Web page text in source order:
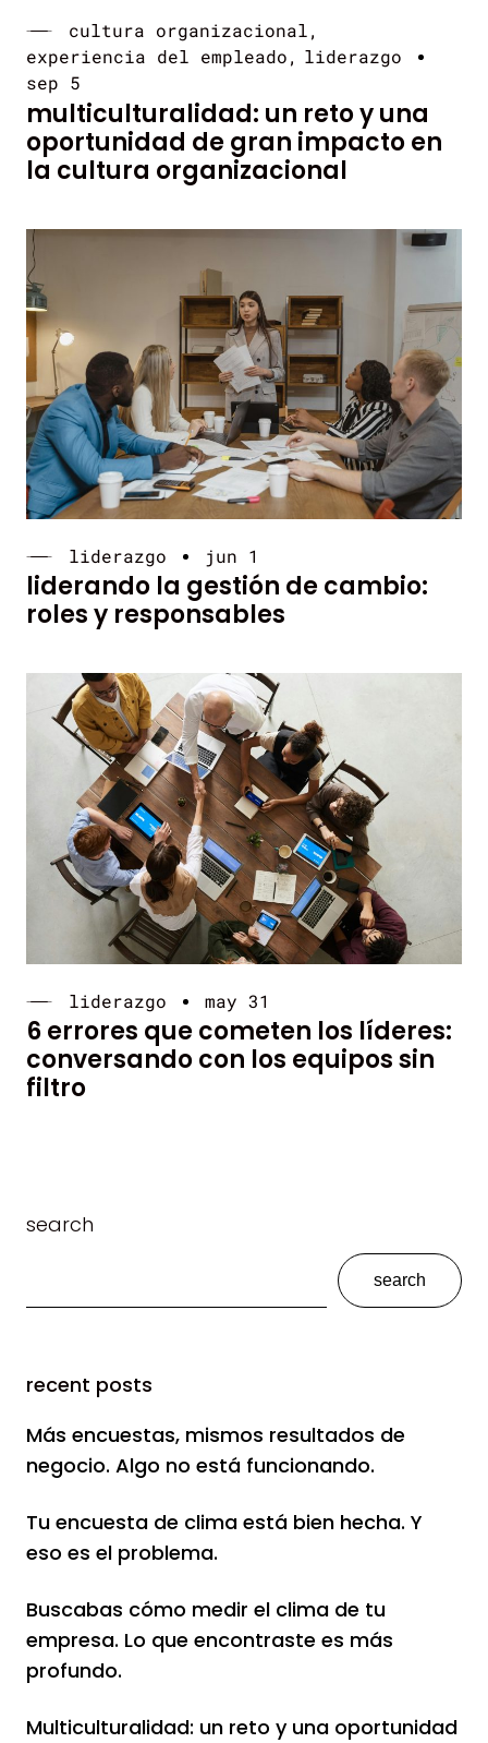
cultura organizacional
experiencia del empleado
liderazgo
sep 5
multiculturalidad: un reto y una
oportunidad de gran impacto en
la cultura organizacional
liderazgo jun 1
liderando la gestión de cambio:
roles y responsables
liderazgo may 31
6 errores que cometen los líderes:
conversando con los equipos sin
filtro
search
search
recent posts
Más encuestas, mismos resultados de
negocio. Algo no está funcionando.
Tu encuesta de clima está bien hecha. Y
eso es el problema.
Buscabas cómo medir el clima de tu
empresa. Lo que encontraste es más
profundo.
Multiculturalidad: un reto y una oportunidad